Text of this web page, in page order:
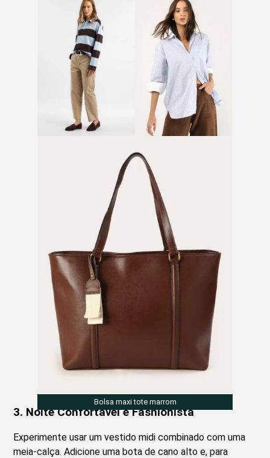
Bolsa maxi tote marrom
3. Noite Confortável e Fashionista
Experimente usar um vestido midi combinado com uma
meia-calça. Adicione uma bota de cano alto e, para